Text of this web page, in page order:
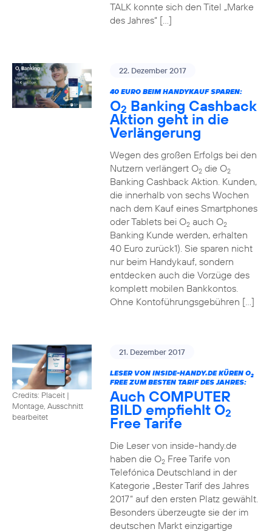
TALK konnte sich den Titel „Marke
des Jahres“ […]
22. Dezember 2017
40 EURO BEIM HANDYKAUF SPAREN:
O2 Banking Cashback
Aktion geht in die
Verlängerung
Wegen des großen Erfolgs bei den
Nutzern verlängert O2die O2
Banking Cashback Aktion. Kunden,
die innerhalb von sechs Wochen
nach dem Kauf eines Smartphones
oder Tablets bei O2auch O2
Banking Kunde werden, erhalten
40 Euro zurück1). Sie sparen nicht
nur beim Handykauf, sondern
entdecken auch die Vorzüge des
komplett mobilen Bankkontos.
Ohne Kontoführungsgebühren […]
Credits: Placeit |
Montage, Ausschnitt
bearbeitet
21. Dezember 2017
LESER VON INSIDE-HANDY.DE KÜREN O2
FREE ZUM BESTEN TARIF DES JAHRES:
Auch COMPUTER
BILD empfiehlt O2
Free Tarife
Die Leser von inside-handy.de
haben die O2Free Tarife von
Telefónica Deutschland in der
Kategorie „Bester Tarif des Jahres
2017“ auf den ersten Platz gewählt.
Besonders überzeugte sie der im
deutschen Markt einzigartige